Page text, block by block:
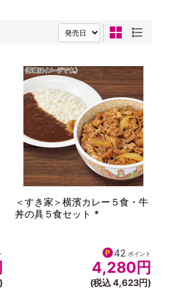
＜すき家＞横濱カレー５食・牛
丼の具５食セット *
42 ポイント
4,280 円
(税込 4,623円)